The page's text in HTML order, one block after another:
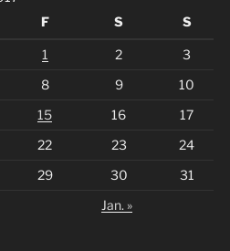
F
S S
1 2
3
8
9
10
15
16
17
22
23
24
29
30
31
Jan. »